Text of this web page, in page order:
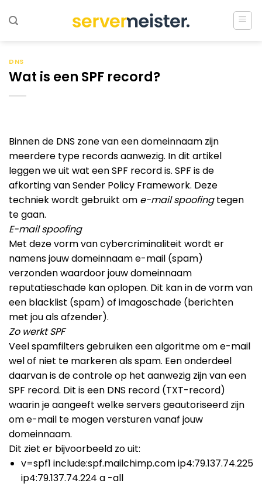
naar
DNS
Wat is een SPF record?
Binnen de DNS zone van een domeinnaam zijn
meerdere type records aanwezig. In dit artikel
leggen we uit wat een SPF record is. SPF is de
afkorting van Sender Policy Framework. Deze
techniek wordt gebruikt om e-mail spoofingtegen
te gaan.
E-mail spoofing
Met deze vorm van cybercriminaliteit wordt er
namens jouw domeinnaam e-mail (spam)
verzonden waardoor jouw domeinnaam
reputatieschade kan oplopen. Dit kan in de vorm van
een blacklist (spam) of imagoschade (berichten
met jou als afzender).
Zo werkt SPF
Veel spamfilters gebruiken een algoritme om e-mail
wel of niet te markeren als spam. Een onderdeel
daarvan is de controle op het aanwezig zijn van een
SPF record. Dit is een DNS record (TXT-record)
waarin je aangeeft welke servers geautoriseerd zijn
om e-mail te mogen versturen vanaf jouw
domeinnaam.
Dit ziet er bijvoorbeeld zo uit:
v=spf1 include:spf.mailchimp.com ip4:79.137.74.225
ip4:79.137.74.224 a -all